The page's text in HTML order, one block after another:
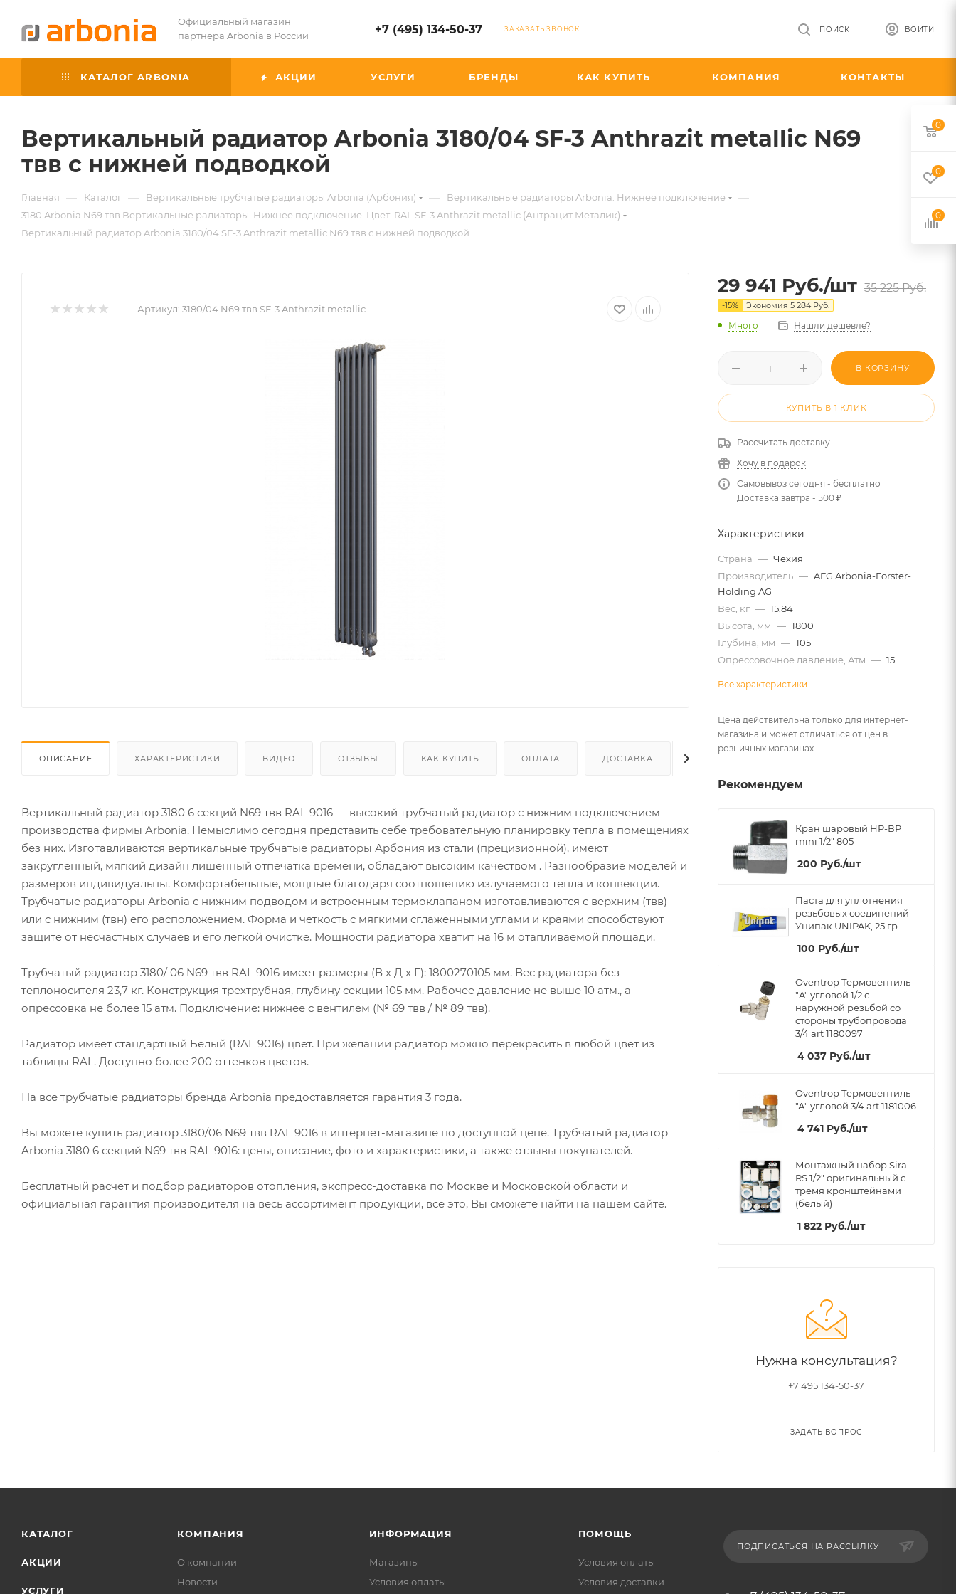
Официальный магазин
партнера Arbonia в России
+7 (495) 134-50-37 ЗАКАЗАТЬ ЗВОНОК ВОЙТИ
ПОИСК
КАТАЛОГ ARBONIA АКЦИИ УСЛУГИ БРЕНДЫ КАК КУПИТЬ КОМПАНИЯ КОНТАКТЫ
Вертикальный радиатор Arbonia 3180/04 SF-3 Anthrazit metallic N69
твв с нижней подводкой
Главная — Каталог — Вертикальные трубчатые радиаторы Arbonia (Арбония) — Вертикальные радиаторы Arbonia. Нижнее подключение —
3180 Arbonia N69 твв Вертикальные радиаторы. Нижнее подключение. Цвет: RAL SF-3 Anthrazit metallic (Антрацит Металик) —
Вертикальный радиатор Arbonia 3180/04 SF-3 Anthrazit metallic N69 твв с нижней подводкой
Артикул: 3180/04 N69 твв SF-3 Anthrazit metallic
ОПИСАНИЕ ХАРАКТЕРИСТИКИ ВИДЕО ОТЗЫВЫ КАК КУПИТЬ ОПЛАТА ДОСТАВКА
Вертикальный радиатор 3180 6 секций N69 твв RAL 9016 — высокий трубчатый радиатор с нижним подключением
производства фирмы Arbonia. Немыслимо сегодня представить себе требовательную планировку тепла в помещениях
без них. Изготавливаются вертикальные трубчатые радиаторы Арбония из стали (прецизионной), имеют
закругленный, мягкий дизайн лишенный отпечатка времени, обладают высоким качеством . Разнообразие моделей и
размеров индивидуальны. Комфортабельные, мощные благодаря соотношению излучаемого тепла и конвекции.
Трубчатые радиаторы Arbonia с нижним подводом и встроенным термоклапаном изготавливаются с верхним (твв)
или с нижним (твн) его расположением. Форма и четкость с мягкими сглаженными углами и краями способствуют
защите от несчастных случаев и его легкой очистке. Мощности радиатора хватит на 16 м отапливаемой площади.
Трубчатый радиатор 3180/ 06 N69 твв RAL 9016 имеет размеры (В x Д x Г): 1800270105 мм. Вес радиатора без
теплоносителя 23,7 кг. Конструкция трехтрубная, глубину секции 105 мм. Рабочее давление не выше 10 атм., а
опрессовка не более 15 атм. Подключение: нижнее с вентилем (№ 69 твв / № 89 твв).
Радиатор имеет стандартный Белый (RAL 9016) цвет. При желании радиатор можно перекрасить в любой цвет из
таблицы RAL. Доступно более 200 оттенков цветов.
На все трубчатые радиаторы бренда Аrbonia предоставляется гарантия 3 года.
Вы можете купить радиатор 3180/06 N69 твв RAL 9016 в интернет-магазине по доступной цене. Трубчатый радиатор
Arbonia 3180 6 секций N69 твв RAL 9016: цены, описание, фото и характеристики, а также отзывы покупателей.
Бесплатный расчет и подбор радиаторов отопления, экспресс-доставка по Москве и Московской области и
официальная гарантия производителя на весь ассортимент продукции, всё это, Вы сможете найти на нашем сайте.
29 941 Руб./шт 35 225Руб.
-15% Экономия 5 284 Руб.
Много Нашли дешевле?
В КОРЗИНУ
КУПИТЬ В 1 КЛИК
Рассчитать доставку
Хочу в подарок
Самовывоз сегодня - бесплатно
Доставка завтра - 500 ₽
Характеристики
Страна — Чехия
Производитель — AFG Arbonia-Forster-
Holding AG
Вес, кг — 15,84
Высота, мм — 1800
Глубина, мм — 105
Опрессовочное давление, Атм — 15
Все характеристики
Цена действительна только для интернет-
магазина и может отличаться от цен в
розничных магазинах
Рекомендуем
Кран шаровый НР-ВР
mini 1/2" 805
200 Руб./шт
Паста для уплотнения
резьбовых соединений
Унипак UNIPAK, 25 гр.
100 Руб./шт
Oventrop Термовентиль
"A" угловой 1/2 с
наружной резьбой со
стороны трубопровода
3/4 art 1180097
4 037 Руб./шт
Oventrop Термовентиль
"А" угловой 3/4 art 1181006
4 741 Руб./шт
Монтажный набор Sira
RS 1/2" оригинальный c
тремя кронштейнами
(белый)
1 822 Руб./шт
Нужна консультация?
+7 495 134-50-37
ЗАДАТЬ ВОПРОС
КАТАЛОГ
АКЦИИ
УСЛУГИ
КОМПАНИЯ
О компании
Новости
ИНФОРМАЦИЯ
Магазины
Условия оплаты
ПОМОЩЬ
Условия оплаты
Условия доставки
ПОДПИСАТЬСЯ НА РАССЫЛКУ
0
0
0